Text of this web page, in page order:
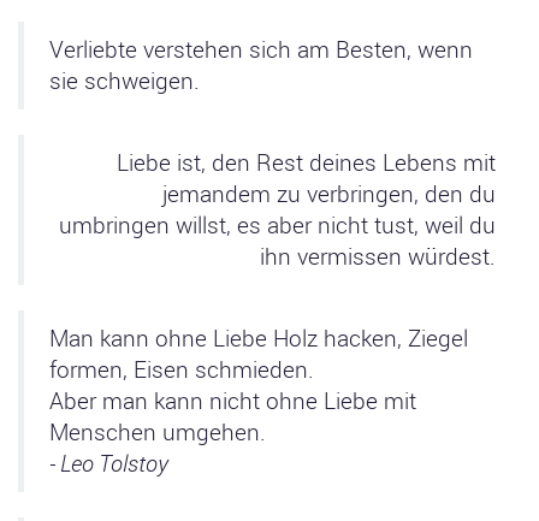
Verliebte verstehen sich am Besten, wenn
sie schweigen.
Liebe ist, den Rest deines Lebens mit
jemandem zu verbringen, den du
umbringen willst, es aber nicht tust, weil du
ihn vermissen würdest.
Man kann ohne Liebe Holz hacken, Ziegel
formen, Eisen schmieden.
Aber man kann nicht ohne Liebe mit
Menschen umgehen.
- Leo Tolstoy